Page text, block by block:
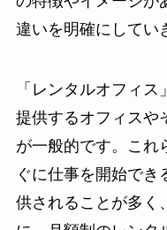
違いを明確にしてい
「レンタルオフィ
提供するオフィスや
が一般的です。これ
ぐに仕事を開始でき
供されることが多く